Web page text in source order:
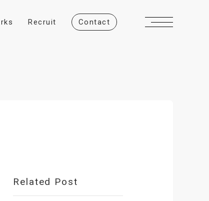
rks Recruit Contact
Related Post